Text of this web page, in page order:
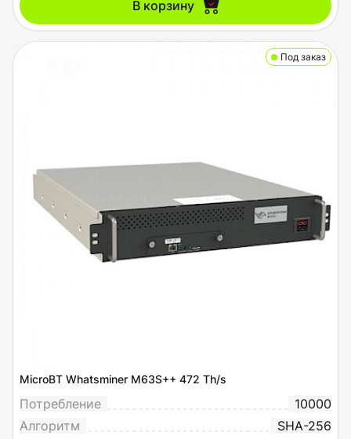
В корзину
Под заказ
MicroBT Whatsminer M63S++ 472 Th/s
Потребление
10000
Алгоритм
SHA-256